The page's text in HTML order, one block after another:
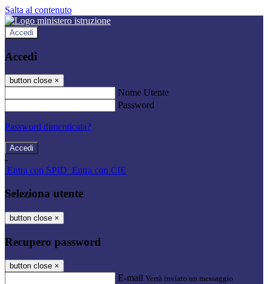
Salta al contenuto
Accedi
Accedi
button close ×
Nome Utente
Password
Password dimenticata?
-
Entra con SPID Entra con CIE
Seleziona utente
button close ×
Recupero password
button close ×
E-mail Verrà inviato un messaggio